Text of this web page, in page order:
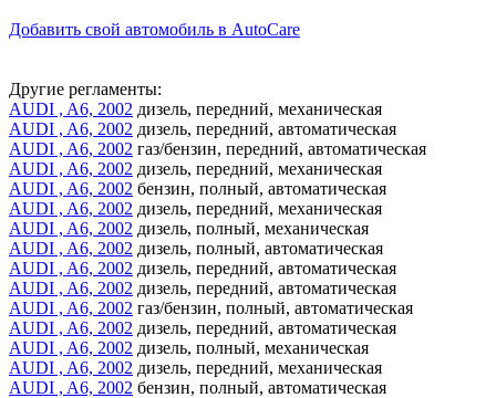
Добавить свой автомобиль в AutoCare
Другие регламенты:
AUDI , A6, 2002 дизель, передний, механическая
AUDI , A6, 2002 дизель, передний, автоматическая
AUDI , A6, 2002 газ/бензин, передний, автоматическая
AUDI , A6, 2002 дизель, передний, механическая
AUDI , A6, 2002 бензин, полный, автоматическая
AUDI , A6, 2002 дизель, передний, механическая
AUDI , A6, 2002 дизель, полный, механическая
AUDI , A6, 2002 дизель, полный, автоматическая
AUDI , A6, 2002 дизель, передний, автоматическая
AUDI , A6, 2002 дизель, передний, автоматическая
AUDI , A6, 2002 газ/бензин, полный, автоматическая
AUDI , A6, 2002 дизель, передний, автоматическая
AUDI , A6, 2002 дизель, полный, механическая
AUDI , A6, 2002 дизель, передний, механическая
AUDI , A6, 2002 бензин, полный, автоматическая